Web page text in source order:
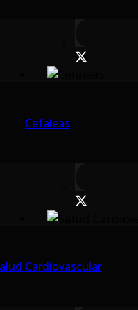
Cefaleas
Cardiovascular